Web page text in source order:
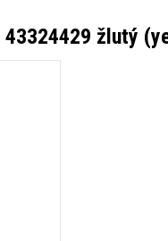
žlutý